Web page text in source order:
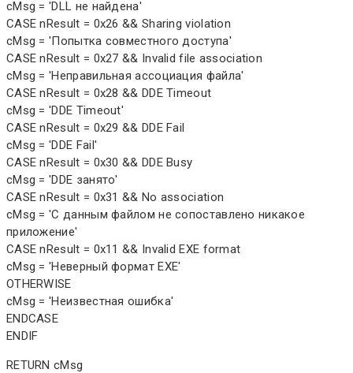
cMsg = 'DLL не найдена'
CASE nResult = 0x26 && Sharing violation
cMsg = 'Попытка совместного доступа'
CASE nResult = 0x27 && Invalid file association
cMsg = 'Неправильная ассоциация файла'
CASE nResult = 0x28 && DDE Timeout
cMsg = 'DDE Timeout'
CASE nResult = 0x29 && DDE Fail
cMsg = 'DDE Fail'
CASE nResult = 0x30 && DDE Busy
cMsg = 'DDE занято'
CASE nResult = 0x31 && No association
cMsg = 'С данным файлом не сопоставлено никакое
приложение'
CASE nResult = 0x11 && Invalid EXE format
cMsg = 'Неверный формат EXE'
OTHERWISE
cMsg = 'Неизвестная ошибка'
ENDCASE
ENDIF
RETURN cMsg